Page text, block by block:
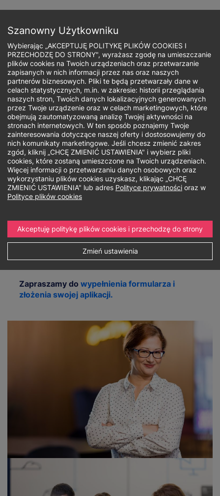
treści
Ścieżka
nawigacyjna
Oferty pracy
Poszukujemy dydaktyków
Chciałbyś podzielić się swoim
doświadczeniem zawodowym?
Przekazywanie wiedzy jest tym co sprawia Ci
Posiadasz kompetencje zawodowe w
obszarze dydaktyki?
Poszukujesz nowego miejsca pracy lub
obszaru do współpracy?
Zapraszamy do wypełnienia formularza i
złożenia swojej aplikacji.
Szanowny Użytkowniku
Wybierając „AKCEPTUJĘ POLITYKĘ PLIKÓW COOKIES I
PRZECHODZĘ DO STRONY", wyrażasz zgodę na umieszczanie
plików cookies na Twoich urządzeniach oraz przetwarzanie
zapisanych w nich informacji przez nas oraz naszych
partnerów biznesowych. Pliki te będą przetwarzały dane w
celach statystycznych, m.in. w zakresie: historii przeglądania
naszych stron, Twoich danych lokalizacyjnych generowanych
przez Twoje urządzenie oraz w celach marketingowych, które
obejmują zautomatyzowaną analizę Twojej aktywności na
stronach internetowych. W ten sposób poznajemy Twoje
zainteresowania dotyczące naszej oferty i dostosowujemy do
nich komunikaty marketingowe. Jeśli chcesz zmienić zakres
zgód, kliknij „CHCĘ ZMIENIĆ USTAWIENIA" i wybierz pliki
cookies, które zostaną umieszczone na Twoich urządzeniach.
Więcej informacji o przetwarzaniu danych osobowych oraz
wykorzystaniu plików cookies uzyskasz, klikając „CHCĘ
ZMIENIĆ USTAWIENIA" lub adres Polityce prywatności oraz w
Polityce plików cookies
Zmień ustawienia
Akceptuję politykę plików cookies i przechodzę do strony